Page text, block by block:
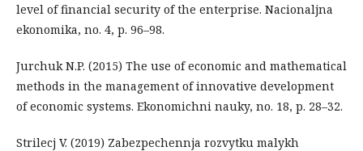
level of financial security of the enterprise. Nacionaljna
ekonomika, no. 4, p. 96–98.
Jurchuk N.P. (2015) The use of economic and mathematical
methods in the management of innovative development
of economic systems. Ekonomichni nauky, no. 18, p. 28–32.
Strilecj V. (2019) Zabezpechennja rozvytku malykh